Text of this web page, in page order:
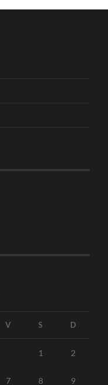
V S D
1 2
7 8 9